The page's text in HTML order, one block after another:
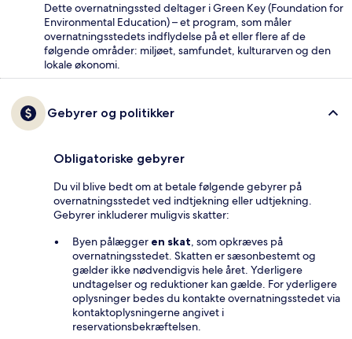
Dette overnatningssted deltager i Green Key (Foundation for
Environmental Education) – et program, som måler
overnatningsstedets indflydelse på et eller flere af de
følgende områder: miljøet, samfundet, kulturarven og den
lokale økonomi.
Gebyrer og politikker
Obligatoriske gebyrer
Du vil blive bedt om at betale følgende gebyrer på
overnatningsstedet ved indtjekning eller udtjekning.
Gebyrer inkluderer muligvis skatter:
Byen pålægger en skat, som opkræves på
overnatningsstedet. Skatten er sæsonbestemt og
gælder ikke nødvendigvis hele året. Yderligere
undtagelser og reduktioner kan gælde. For yderligere
oplysninger bedes du kontakte overnatningsstedet via
kontaktoplysningerne angivet i
reservationsbekræftelsen.